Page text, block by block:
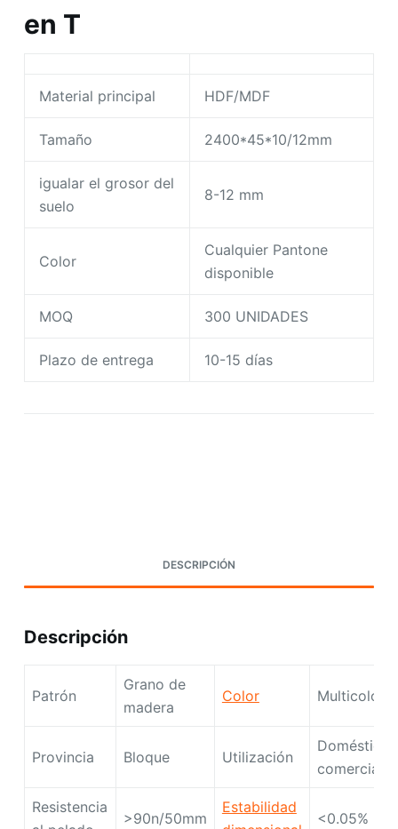
en T
Material principal HDF/MDF
Tamaño 2400*45*10/12mm
igualar el grosor del
suelo
8-12 mm
Color
Cualquier Pantone
disponible
MOQ 300 UNIDADES
Plazo de entrega 10-15 días
DESCRIPCIÓN
Descripción
Patrón
Grano de
madera
Color Multicolor
Provincia Bloque Utilización
Doméstico,
comercial
Resistencia
>90n/50mm
Estabilidad
<0.05%